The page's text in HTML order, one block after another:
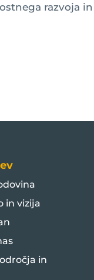
razvoja
in vizija
in